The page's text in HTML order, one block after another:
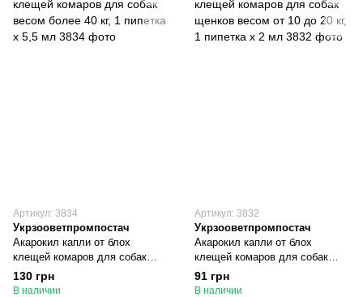
Артикул: 3834
Укрзооветпромпостач
Акарокил капли от блох
клещей комаров для собак
весом более 40 кг, 1 пипетка х
5,5 мл
130 грн
В наличии
Артикул: 3832
Укрзооветпромпостач
Акарокил капли от блох
клещей комаров для собак
щенков весом от 10 до 20 кг, 1
пипетка х 2 мл
91 грн
В наличии